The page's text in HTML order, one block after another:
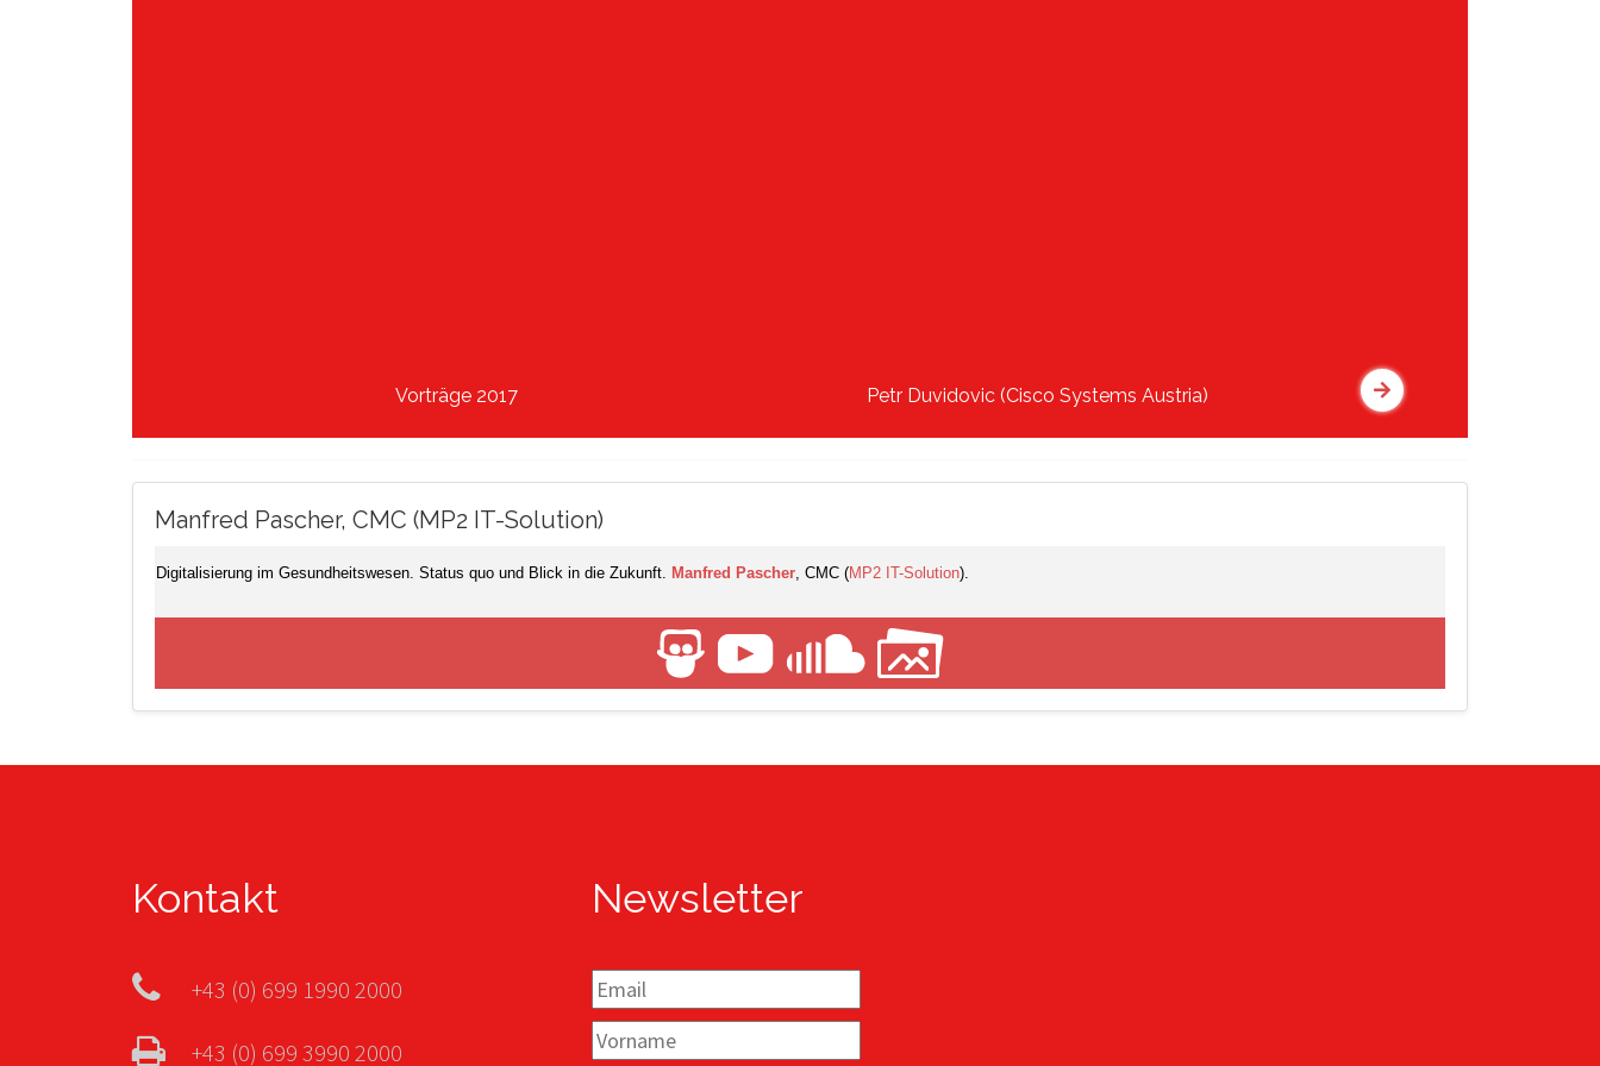
Vorträge 2017 Petr Duvidovic (Cisco Systems Austria)
Manfred Pascher, CMC (MP2 IT-Solution)
Digitalisierung im Gesundheitswesen. Status quo und Blick in die Zukunft. Manfred Pascher, CMC (MP2 IT-Solution).
Kontakt
+43 (0) 699 1990 2000
+43 (0) 699 3990 2000
Newsletter